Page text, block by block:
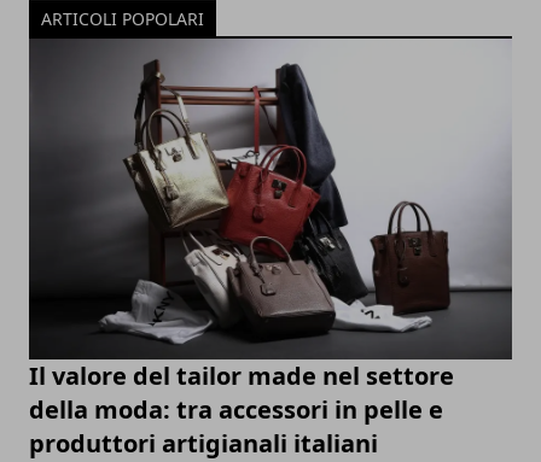
ARTICOLI POPOLARI
Il valore del tailor made nel settore
della moda: tra accessori in pelle e
produttori artigianali italiani